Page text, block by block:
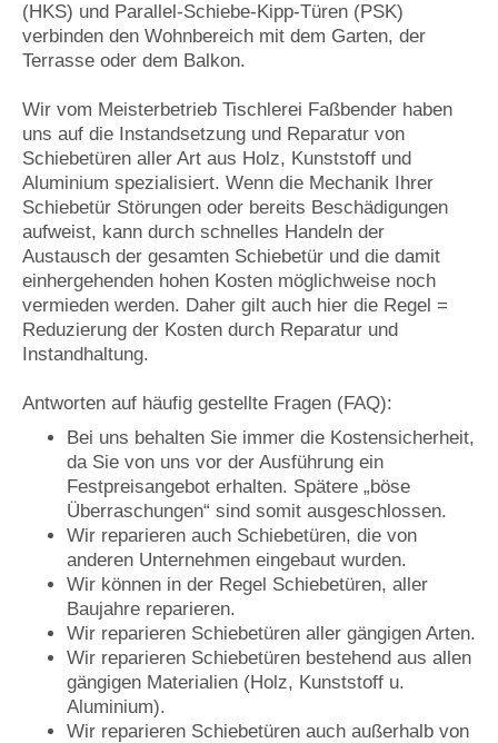
(HKS) und Parallel-Schiebe-Kipp-Türen (PSK)
verbinden den Wohnbereich mit dem Garten, der
Terrasse oder dem Balkon.
Wir vom Meisterbetrieb Tischlerei Faßbender haben
uns auf die Instandsetzung und Reparatur von
Schiebetüren aller Art aus Holz, Kunststoff und
Aluminium spezialisiert. Wenn die Mechanik Ihrer
Schiebetür Störungen oder bereits Beschädigungen
aufweist, kann durch schnelles Handeln der
Austausch der gesamten Schiebetür und die damit
einhergehenden hohen Kosten möglichweise noch
vermieden werden. Daher gilt auch hier die Regel =
Reduzierung der Kosten durch Reparatur und
Instandhaltung.
Antworten auf häufig gestellte Fragen (FAQ):
Bei uns behalten Sie immer die Kostensicherheit,
da Sie von uns vor der Ausführung ein
Festpreisangebot erhalten. Spätere „böse
Überraschungen“ sind somit ausgeschlossen.
Wir reparieren auch Schiebetüren, die von
anderen Unternehmen eingebaut wurden.
Wir können in der Regel Schiebetüren, aller
Baujahre reparieren.
Wir reparieren Schiebetüren aller gängigen Arten.
Wir reparieren Schiebetüren bestehend aus allen
gängigen Materialien (Holz, Kunststoff u.
Aluminium).
Wir reparieren Schiebetüren auch außerhalb von